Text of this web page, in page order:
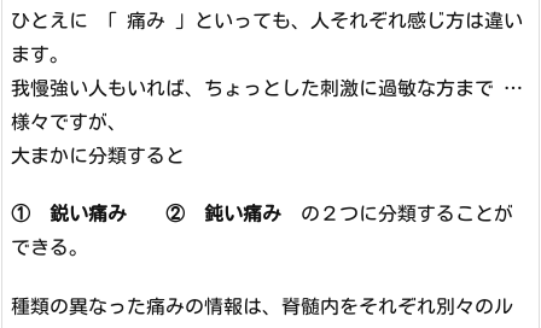
ひとえに 「 痛み 」といっても、人それぞれ感じ方は違い
ます。
我慢強い人もいれば、ちょっとした刺激に過敏な方まで …
様々ですが、
大まかに分類すると
① 鋭い痛み ② 鈍い痛み の２つに分類することが
できる。
種類の異なった痛みの情報は、脊髄内をそれぞれ別々のル